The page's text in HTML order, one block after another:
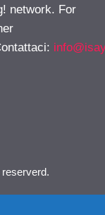
network. For
: